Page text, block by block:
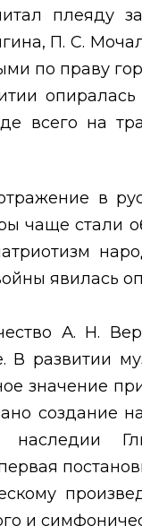
плеяду
П. С.
по праву
всего на
в
чаще стали
явилась
А. Н.
развитии
значение
создание
и